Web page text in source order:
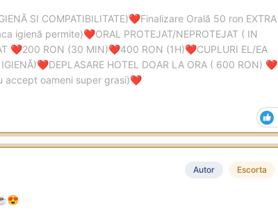
SI COMPATIBILITATE)❤️Finalizare Orală 50 ron EXTRA
igienă permite)❤️ORAL PROTEJAT/NEPROTEJAT ( IN
❤️200 RON (30 MIN)❤️400 RON (1H)❤️CUPLURI EL/EA
❤️DEPLASARE HOTEL DOAR LA ORA ( 600 RON) ❤️
accept oameni super grasi)❤️
Autor Escorta
😍